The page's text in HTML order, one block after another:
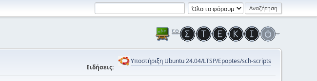
Ειδήσεις:
Υποστήριξη Ubuntu 24.04/LTSP/Epoptes/sch-scripts